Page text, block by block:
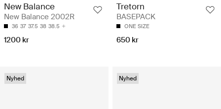
New Balance
New Balance 2002R
36 37 37.5 38 38.5
1200 kr
Tretorn
BASEPACK
ONE SIZE
650 kr
Nyhed Nyhed